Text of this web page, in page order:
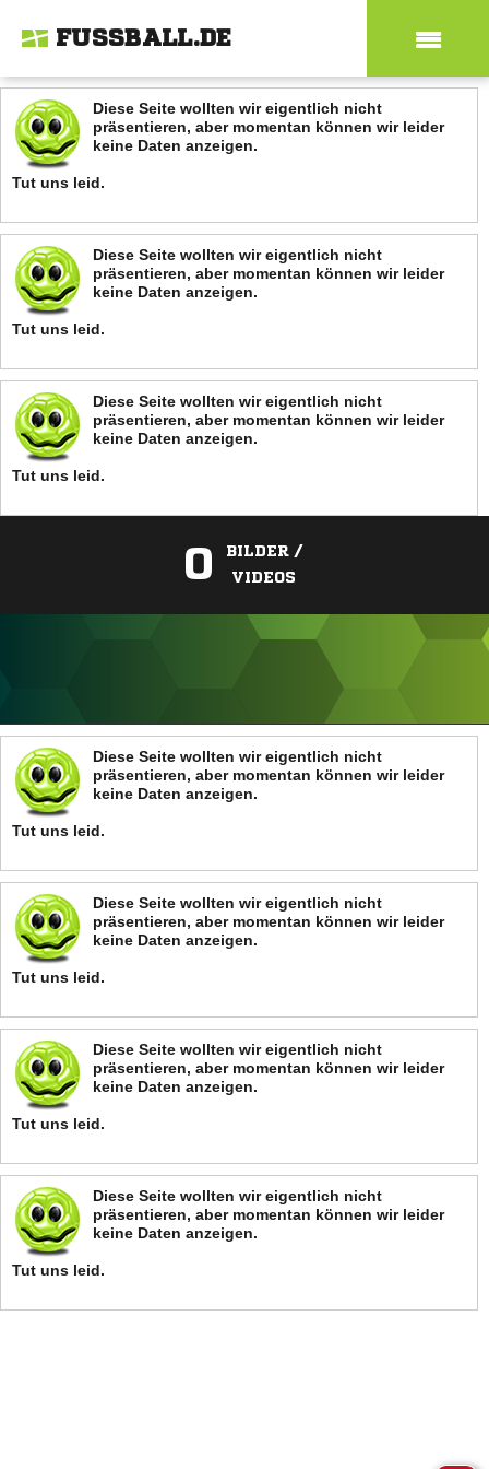
FUSSBALL.DE
Diese Seite wollten wir eigentlich nicht
präsentieren, aber momentan können wir leider
keine Daten anzeigen.
Tut uns leid.
Diese Seite wollten wir eigentlich nicht
präsentieren, aber momentan können wir leider
keine Daten anzeigen.
Tut uns leid.
Diese Seite wollten wir eigentlich nicht
präsentieren, aber momentan können wir leider
keine Daten anzeigen.
Tut uns leid.
0
BILDER /
VIDEOS
ANZEIGE
Diese Seite wollten wir eigentlich nicht
präsentieren, aber momentan können wir leider
keine Daten anzeigen.
Tut uns leid.
Diese Seite wollten wir eigentlich nicht
präsentieren, aber momentan können wir leider
keine Daten anzeigen.
Tut uns leid.
Diese Seite wollten wir eigentlich nicht
präsentieren, aber momentan können wir leider
keine Daten anzeigen.
Tut uns leid.
Diese Seite wollten wir eigentlich nicht
präsentieren, aber momentan können wir leider
keine Daten anzeigen.
Tut uns leid.